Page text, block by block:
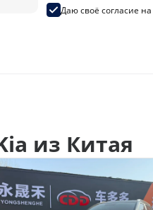
Даю своё согласие на
из Китая